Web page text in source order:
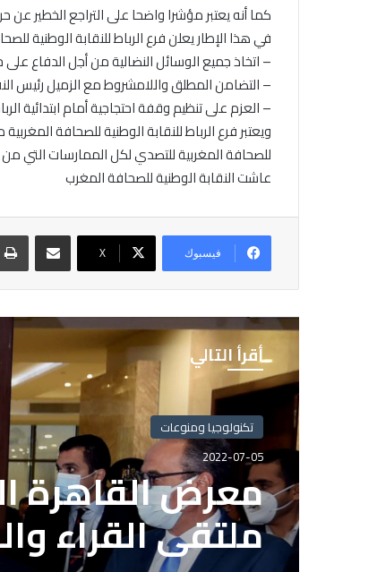
كما أنه يعتبر مؤشرا واضحا على التراجع الخطير عن
في هذا الإطار يعلن فرع الرباط للنقابة الوطنية
– اتخاذ جميع الوسائل النضالية من أجل الدفاع على
– التضامن المطلق واللامشروط مع الزميل رئيس
– العزم على تنظيم وقفة احتجاجية أمام ابتدائية
ويعتبر فرع الرباط للنقابة الوطنية للصحافة
للصحافة المغربية للتصدي لكل الممارسات التي
عاشت النقابة الوطنية للصحافة المغرب
فيسبوك X
مشاركة عبر البريد
أقرأ التالي
تكنولوجيا ومنوعات
2022-07-05
معرض القاهرة
ملتقى القراء
تكنولوجيا ومنوعات
2022-07-05